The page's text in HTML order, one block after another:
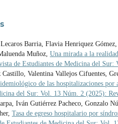
Barria, Flavia Henriquez
Muñoz, Una mirada a la
de Estudiantes de Medicina del
Valentina Vallejos Cifuentes,
de las hospitalizaciones
del Sur: Vol. 13 Núm. 2 (2025):
Iván Gutiérrez Pacheco, Gonzalo
Tasa de egreso hospitalario por